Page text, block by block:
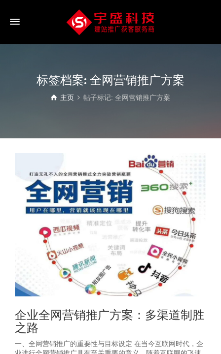
标签档案: 全网营销推广方案
主页 帖子标记: 全网营销推广方案
企业全网营销推广方案：多渠道制胜
之路
一、全网营销推广的重要性与目标设定 在当今互联网时代，企